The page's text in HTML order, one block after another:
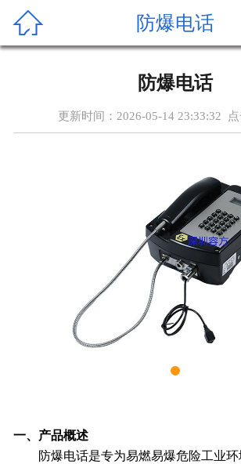
 防爆电话
防爆电话
更新时间：2026-05-14 23:33:32 点
一、产品概述
防爆电话是专为易燃易爆危险工业